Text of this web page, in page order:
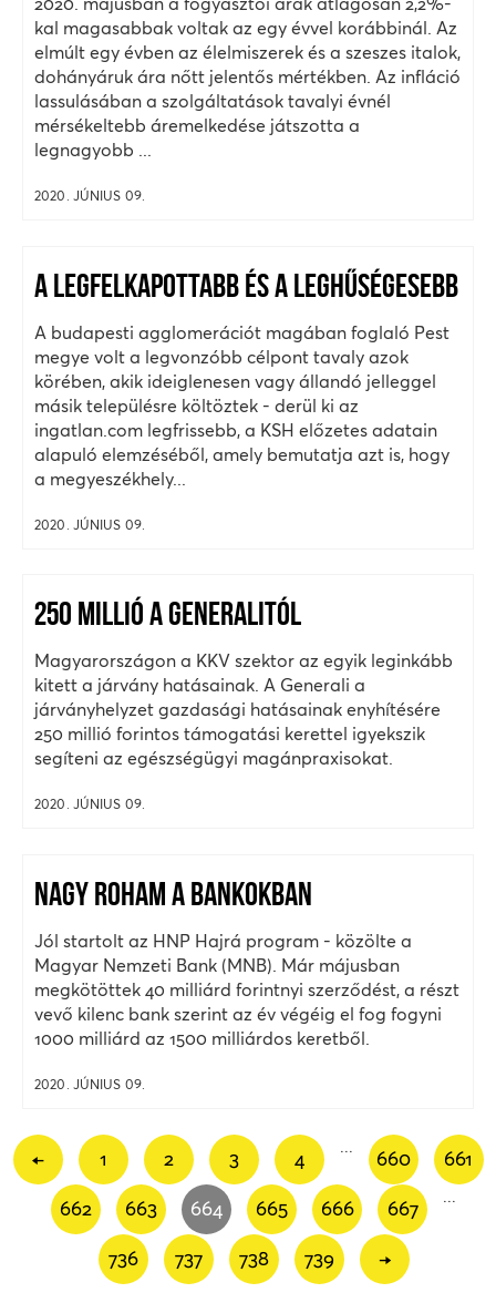
kal magasabbak voltak az egy évvel korábbinál. Az
elmúlt egy évben az élelmiszerek és a szeszes italok,
dohányáruk ára nőtt jelentős mértékben. Az infláció
lassulásában a szolgáltatások tavalyi évnél
mérsékeltebb áremelkedése játszotta a
legnagyobb ...
2020. JÚNIUS 09.
A LEGFELKAPOTTABB ÉS A LEGHŰSÉGESEBB
A budapesti agglomerációt magában foglaló Pest
megye volt a legvonzóbb célpont tavaly azok
körében, akik ideiglenesen vagy állandó jelleggel
másik településre költöztek - derül ki az
ingatlan.com legfrissebb, a KSH előzetes adatain
alapuló elemzéséből, amely bemutatja azt is, hogy
a megyeszékhely...
2020. JÚNIUS 09.
250 MILLIÓ A GENERALITÓL
Magyarországon a KKV szektor az egyik leginkább
kitett a járvány hatásainak. A Generali a
járványhelyzet gazdasági hatásainak enyhítésére
250 millió forintos támogatási kerettel igyekszik
segíteni az egészségügyi magánpraxisokat.
2020. JÚNIUS 09.
NAGY ROHAM A BANKOKBAN
Jól startolt az HNP Hajrá program - közölte a
Magyar Nemzeti Bank (MNB). Már májusban
megkötöttek 40 milliárd forintnyi szerződést, a részt
vevő kilenc bank szerint az év végéig el fog fogyni
1000 milliárd az 1500 milliárdos keretből.
2020. JÚNIUS 09.
← 1 2 3 4 660 661
662 663 664 665 666 667
736 737 738 739 →